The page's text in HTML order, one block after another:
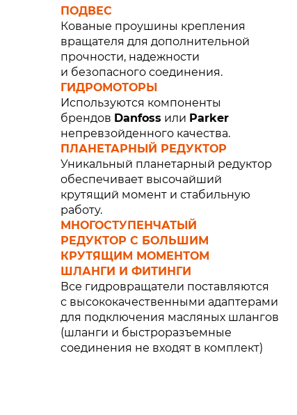
ПОДВЕС
Кованые проушины крепления
вращателя для дополнительной
прочности, надежности
и безопасного соединения.
ГИДРОМОТОРЫ
Используются компоненты
брендов Danfoss или Parker
непревзойденного качества.
ПЛАНЕТАРНЫЙ РЕДУКТОР
Уникальный планетарный редуктор
обеспечивает высочайший
крутящий момент и стабильную
работу.
МНОГОСТУПЕНЧАТЫЙ
РЕДУКТОР С БОЛЬШИМ
КРУТЯЩИМ МОМЕНТОМ
ШЛАНГИ И ФИТИНГИ
Все гидровращатели поставляются
с высококачественными адаптерами
для подключения масляных шлангов
(шланги и быстроразъемные
соединения не входят в комплект)